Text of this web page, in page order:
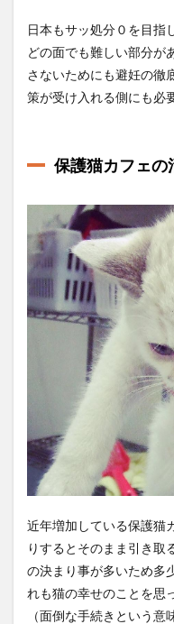
日本もサッ処分０を目指
どの面でも難しい部分が
さないためにも避妊の徹
策が受け入れる側にも必
保護猫カフェの
近年増加している保護猫
りするとそのまま引き取
の決まり事が多いため多
れも猫の幸せのことを思
（面倒な手続きという意